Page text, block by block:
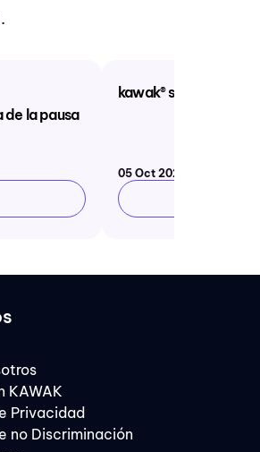
de la pausa
kawak® se renueva
05 Oct 2022
KAWAK
Privacidad
no Discriminación